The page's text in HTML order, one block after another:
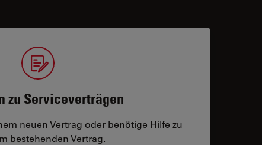
zu Serviceverträgen
neuen Vertrag oder benötige Hilfe zu
bestehenden Vertrag.